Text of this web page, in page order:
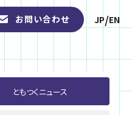
お問い合わせ JP/EN
ともつくニュース